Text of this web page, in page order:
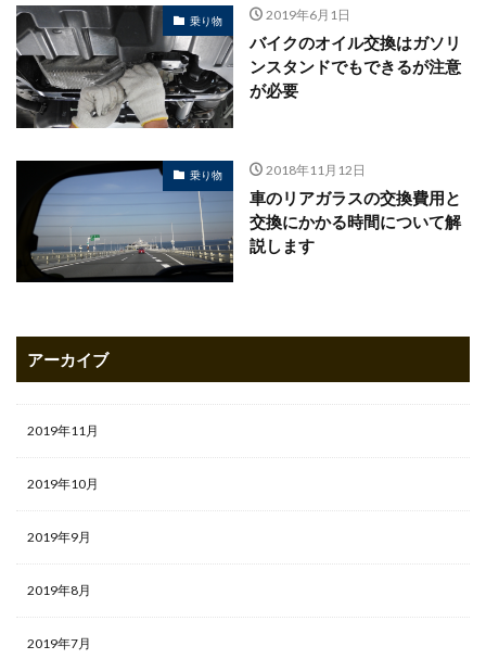
乗り物 2019年6月1日
バイクのオイル交換はガソリ
ンスタンドでもできるが注意
が必要
乗り物 2018年11月12日
車のリアガラスの交換費用と
交換にかかる時間について解
説します
アーカイブ
2019年11月
2019年10月
2019年9月
2019年8月
2019年7月